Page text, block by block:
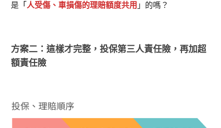
是 「 人受傷、車損傷的理賠額度共用 」的嗎？
方案二：這樣才完整，投保第三人責任險，再加超
額責任險